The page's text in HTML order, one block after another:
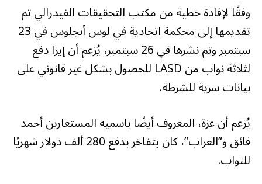
وفقًا لإفادة خطية من مكتب التحقيقات الفيدرالي تم
تقديمها إلى محكمة اتحادية في لوس أنجلوس في 23
سبتمبر وتم نشرها في 26 سبتمبر، يُزعم أن إيزا دفع
لثلاثة نواب من LASD للحصول بشكل غير قانوني على
بيانات سرية للشرطة.
يُزعم أن عزة، المعروف أيضًا باسميه المستعارين أحمد
فائق و”العراب”، كان يتفاخر بدفع 280 ألف دولار شهريًا
للنواب.